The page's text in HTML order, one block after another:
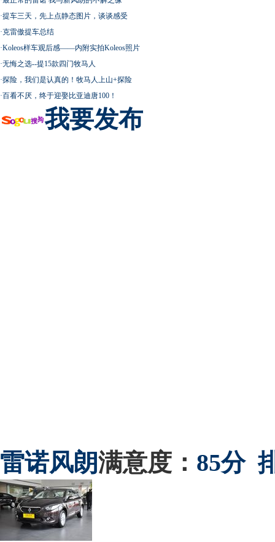
·提车三天，先上点静态图片，谈谈感受
·克雷傲提车总结
·Koleos样车观后感——内附实拍Koleos照片
·无悔之选--提15款四门牧马人
·探险，我们是认真的！牧马人上山+探险
·百看不厌，终于迎娶比亚迪唐100！
我要发布
雷诺风朗满意度： 85分